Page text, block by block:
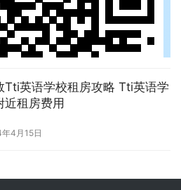
Tti英语学校租房攻略 Tti英语学
近租房费用
4月15日